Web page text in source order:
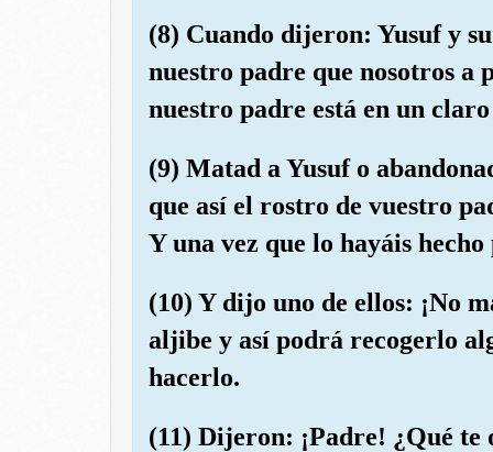
(8) Cuando dijeron: Yusuf y
nuestro padre que nosotros a
nuestro padre está en un
(9) Matad a Yusuf o
que así el rostro de vuestro
Y una vez que lo hayáis
(10) Y dijo uno de ellos: ¡No
aljibe y así podrá recogerlo
hacerlo.
(11) Dijeron: ¡Padre! ¿Qué te